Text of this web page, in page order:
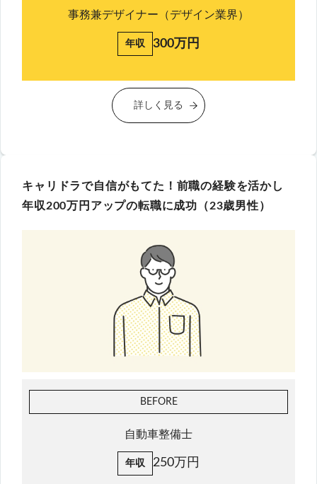
事務兼デザイナー（デザイン業界）
年収 300万円
詳しく見る
キャリドラで自信がもてた！前職の経験を活かし
年収200万円アップの転職に成功（23歳男性）
BEFORE
自動車整備士
年収 250万円